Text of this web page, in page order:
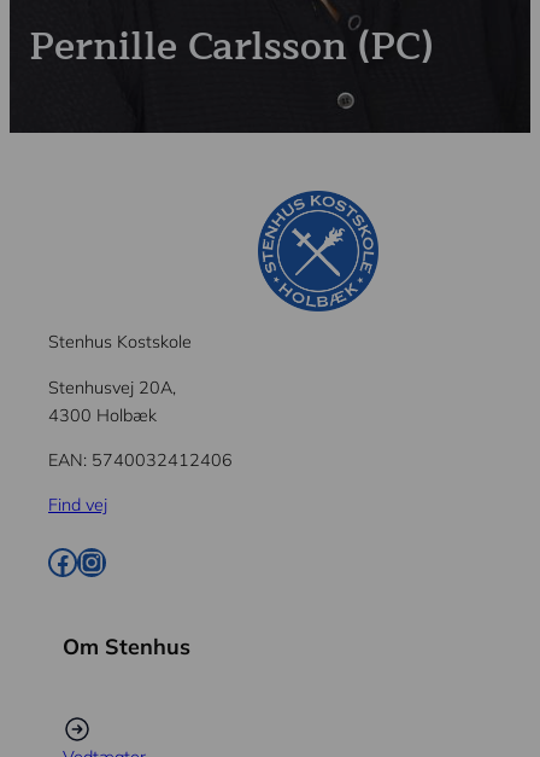
Pernille Carlsson (PC)
Stenhus Kostskole
Stenhusvej 20A,
4300 Holbæk
EAN: 5740032412406
Find vej
Facebook
Instagram
Om Stenhus